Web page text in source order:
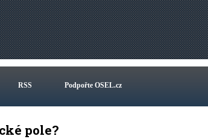
RSS Podpořte OSEL.cz
pole?